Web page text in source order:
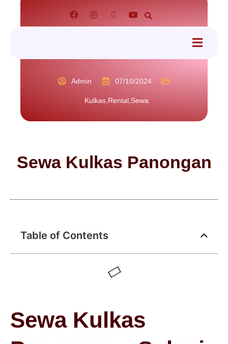
Admin 07/10/2024
Kulkas,Rental,Sewa
Sewa Kulkas Panongan
Table of Contents
Sewa Kulkas